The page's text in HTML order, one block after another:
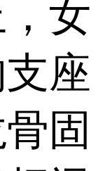
女
座
固